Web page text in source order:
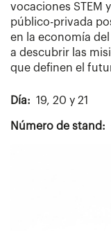
vocaciones STEM
público-privada
en la economía
a descubrir las
que definen el
Día 19, 20 y 21
Número de stand